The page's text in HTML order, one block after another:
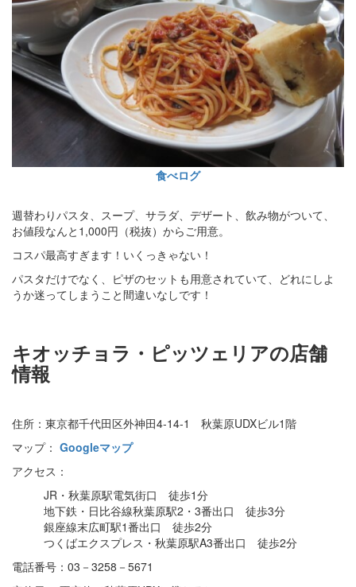
食べログ
週替わりパスタ、スープ、サラダ、デザート、飲み物がついて、
お値段なんと1,000円（税抜）からご用意。
コスパ最高すぎます！いくっきゃない！
パスタだけでなく、ピザのセットも用意されていて、どれにしよ
うか迷ってしまうこと間違いなしです！
キオッチョラ・ピッツェリアの店舗
情報
住所：東京都千代田区外神田4‐14‐1 秋葉原UDXビル1階
マップ： Googleマップ
アクセス：
JR・秋葉原駅電気街口 徒歩1分
地下鉄・日比谷線秋葉原駅2・3番出口 徒歩3分
銀座線末広町駅1番出口 徒歩2分
つくばエクスプレス・秋葉原駅A3番出口 徒歩2分
電話番号：03－3258－5671